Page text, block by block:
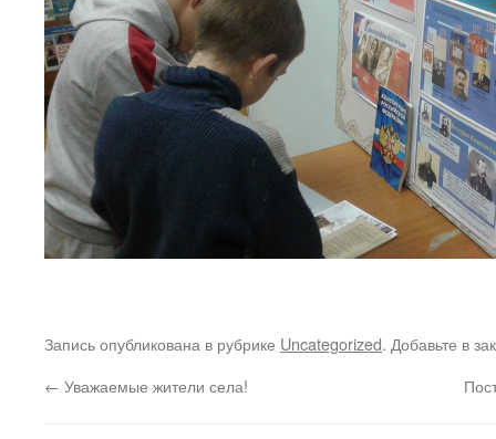
Запись опубликована в рубрике Uncategorized. Добавьте в
← Уважаемые жители села!